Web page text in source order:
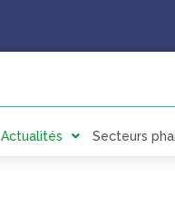
Actualités Secteurs